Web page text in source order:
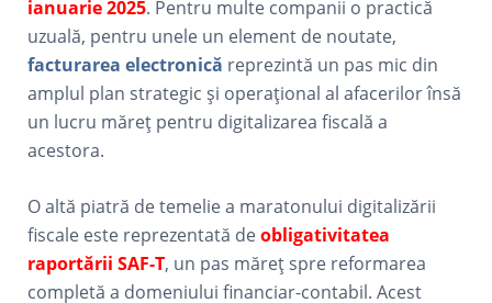
ianuarie 2025. Pentru multe companii o practică
uzuală, pentru unele un element de noutate,
facturarea electronică reprezintă un pas mic din
amplul plan strategic și operațional al afacerilor însă
un lucru măreț pentru digitalizarea fiscală a
acestora.
O altă piatră de temelie a maratonului digitalizării
fiscale este reprezentată deobligativitatea
raportării SAF-T, un pas măreț spre reformarea
completă a domeniului financiar-contabil. Acest